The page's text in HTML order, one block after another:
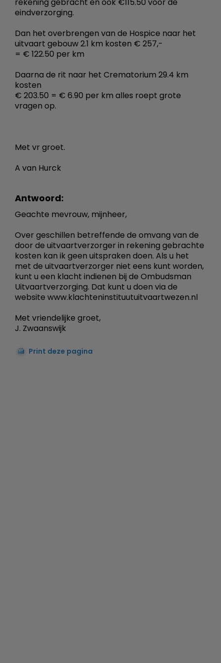
eindverzorging.
Dan het overbrengen van de Hospice naar het
uitvaart gebouw 2.1 km kosten € 257,-
= € 122.50 per km
Daarna de rit naar het Crematorium 29.4 km
kosten
€ 203.50 = € 6.90 per km alles roept grote
vragen op.
Met vr groet.
A van Hurck
Antwoord:
Geachte mevrouw, mijnheer,
Over geschillen betreffende de omvang van de
door de uitvaartverzorger in rekening gebrachte
kosten kan ik geen uitspraken doen. Als u het
met de uitvaartverzorger niet eens kunt worden,
kunt u een klacht indienen bij de Ombudsman
Uitvaartverzorging. Dat kunt u doen via de
website www.klachteninstituutuitvaartwezen.nl
Met vriendelijke groet,
J. Zwaanswijk
Print deze pagina